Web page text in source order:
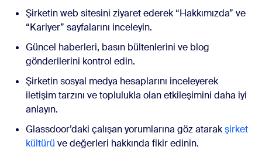
Şirketin web sitesini ziyaret ederek “Hakkımızda” ve
“Kariyer” sayfalarını inceleyin.
Güncel haberleri, basın bültenlerini ve blog
gönderilerini kontrol edin.
Şirketin sosyal medya hesaplarını inceleyerek
iletişim tarzını ve toplulukla olan etkileşimini daha iyi
anlayın.
Glassdoor’daki çalışan yorumlarına göz atarakşirket
kültürü ve değerleri hakkında fikir edinin.